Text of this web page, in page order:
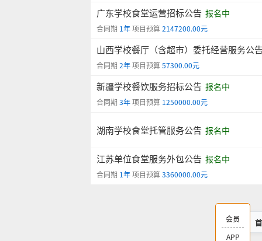
广东学校食堂运营招标公告 报名中
合同期 1年项目预算2147200.00元
山西学校餐厅（含超市）委托经营服务公
合同期 2年项目预算57300.00元
新疆学校餐饮服务招标公告 报名中
合同期 3年项目预算 1250000.00元
湖南学校食堂托管服务公告 报名中
江苏单位食堂服务外包公告 报名中
合同期 1年项目预算3360000.00元
会员
APP